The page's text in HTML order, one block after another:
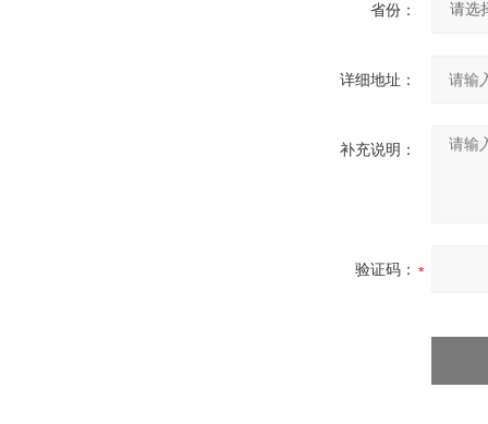
省份：
详细地址：
补充说明：
验证码：